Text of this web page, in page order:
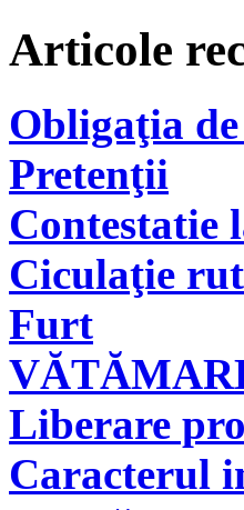
Articole
Obligaţia
Pretenţii
Contestatie
Ciculaţie
Furt
Liberare
Caracterul